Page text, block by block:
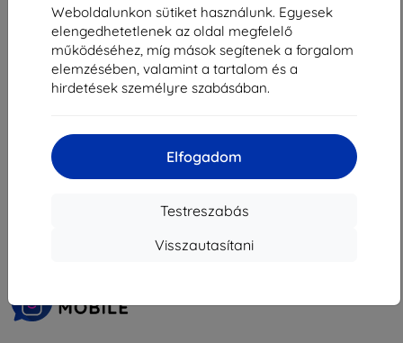
Weboldalunkon sütiket használunk. Egyesek
elengedhetetlenek az oldal megfelelő
működéséhez, míg mások segítenek a forgalom
elemzésében, valamint a tartalom és a
hirdetések személyre szabásában.
Elfogadom
Testreszabás
Visszautasítani
Raktáron 2 darab
Összes találat